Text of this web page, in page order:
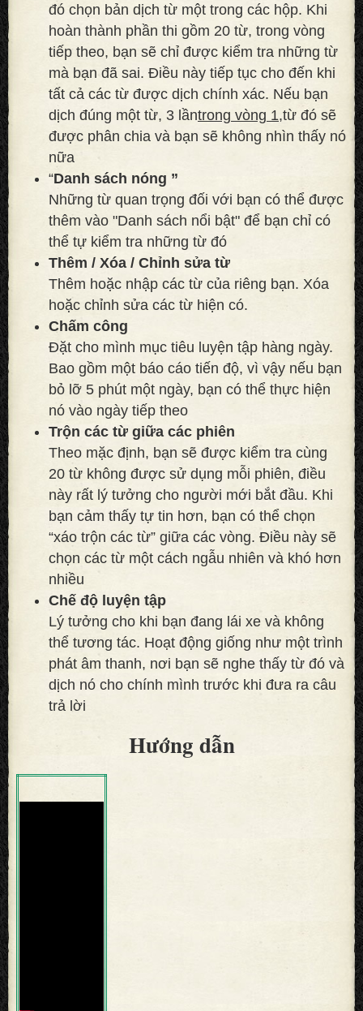
đó chọn bản dịch từ một trong các hộp. Khi
hoàn thành phần thi gồm 20 từ, trong vòng
tiếp theo, bạn sẽ chỉ được kiểm tra những từ
mà bạn đã sai. Điều này tiếp tục cho đến khi
tất cả các từ được dịch chính xác. Nếu bạn
dịch đúng một từ, 3 lầntrong vòng 1,từ đó sẽ
được phân chia và bạn sẽ không nhìn thấy nó
nữa
“Danh sách nóng ”
Những từ quan trọng đối với bạn có thể được
thêm vào "Danh sách nổi bật" để bạn chỉ có
thể tự kiểm tra những từ đó
Thêm / Xóa / Chỉnh sửa từ
Thêm hoặc nhập các từ của riêng bạn. Xóa
hoặc chỉnh sửa các từ hiện có.
Chấm công
Đặt cho mình mục tiêu luyện tập hàng ngày.
Bao gồm một báo cáo tiến độ, vì vậy nếu bạn
bỏ lỡ 5 phút một ngày, bạn có thể thực hiện
nó vào ngày tiếp theo
Trộn các từ giữa các phiên
Theo mặc định, bạn sẽ được kiểm tra cùng
20 từ không được sử dụng mỗi phiên, điều
này rất lý tưởng cho người mới bắt đầu. Khi
bạn cảm thấy tự tin hơn, bạn có thể chọn
“xáo trộn các từ” giữa các vòng. Điều này sẽ
chọn các từ một cách ngẫu nhiên và khó hơn
nhiều
Chế độ luyện tập
Lý tưởng cho khi bạn đang lái xe và không
thể tương tác. Hoạt động giống như một trình
phát âm thanh, nơi bạn sẽ nghe thấy từ đó và
dịch nó cho chính mình trước khi đưa ra câu
trả lời
Hướng dẫn